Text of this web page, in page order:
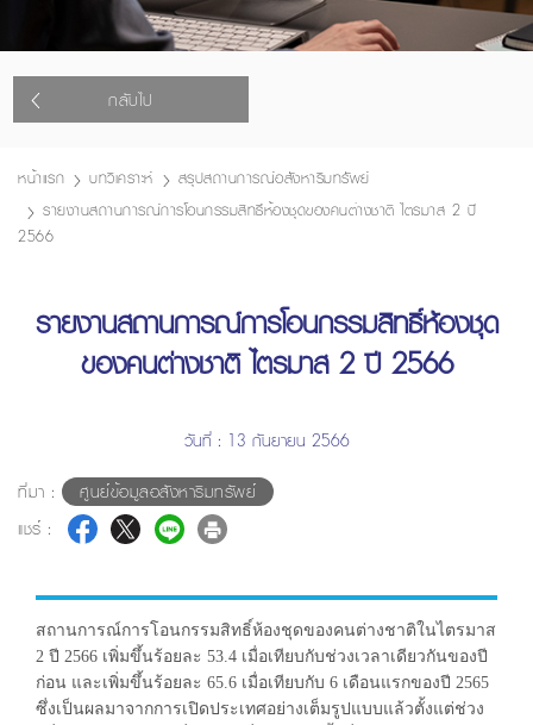
กลับไป
หน้าแรก บทวิเคราะห์
สรุปสถานการณ์อสังหาริมทรัพย์
รายงานสถานการณ์การโอนกรรมสิทธิ์ห้องชุดของคนต่างชาติ ไตรมาส 2 ปี
2566
รายงานสถานการณ์การโอนกรรมสิทธิ์ห้องชุด
ของคนต่างชาติ ไตรมาส 2 ปี 2566
วันที่ : 13 กันยายน 2566
ที่มา :
ศูนย์ข้อมูลอสังหาริมทรัพย์
แชร์ :
สถานการณ์การโอนกรรมสิทธิ์ห้องชุดของคนต่างชาติในไตรมาส
2 ปี 2566 เพิ่มขึ้นร้อยละ 53.4 เมื่อเทียบกับช่วงเวลาเดียวกันของปี
ก่อน และเพิ่มขึ้นร้อยละ 65.6 เมื่อเทียบกับ 6 เดือนแรกของปี 2565
ซึ่งเป็นผลมาจากการเปิดประเทศอย่างเต็มรูปแบบแล้วตั้งแต่ช่วง